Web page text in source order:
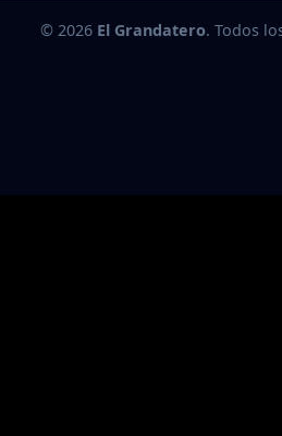
© 2026 El Grandatero. Todos